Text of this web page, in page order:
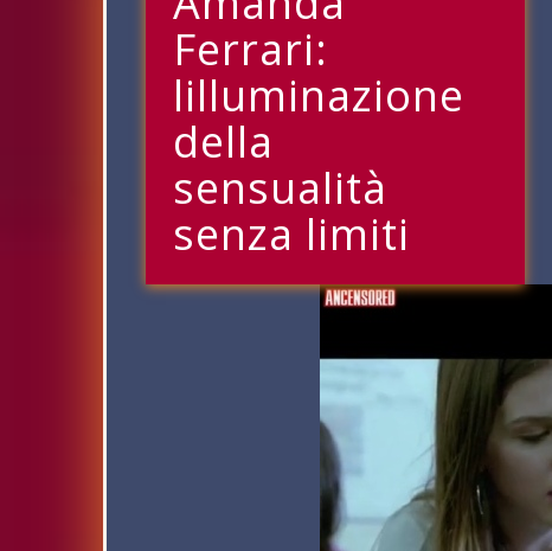
Ferrari:
lilluminazione
della
sensualità
senza limiti